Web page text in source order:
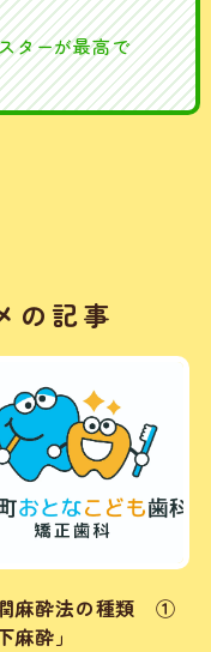
ターが最高で
の記事
潤麻酔法の種類 ①
麻酔」